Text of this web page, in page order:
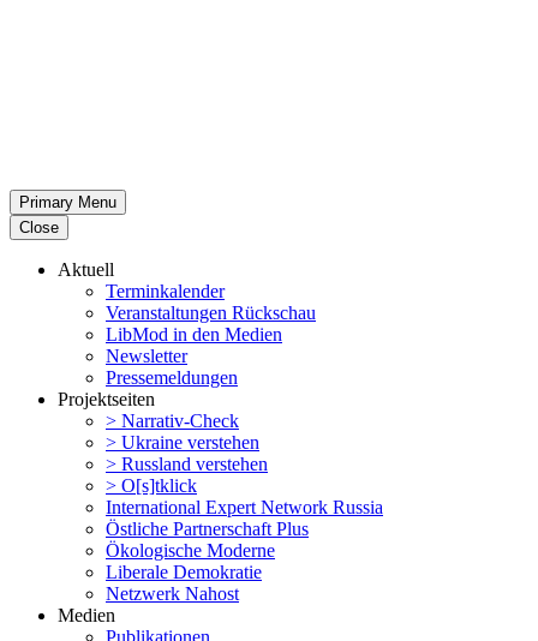
Primary Menu
Close
Aktuell
Termin­ka­lender
Veran­stal­tungen Rückschau
LibMod in den Medien
Newsletter
Presse­mel­dungen
Projekt­seiten
> Narrativ-Check
> Ukraine verstehen
> Russland verstehen
> O[s]tklick
Inter­na­tional Expert Network Russia
Östliche Partner­schaft Plus
Ökolo­gische Moderne
Liberale Demokratie
Netzwerk Nahost
Medien
Publi­ka­tionen